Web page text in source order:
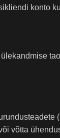
konto
võtta